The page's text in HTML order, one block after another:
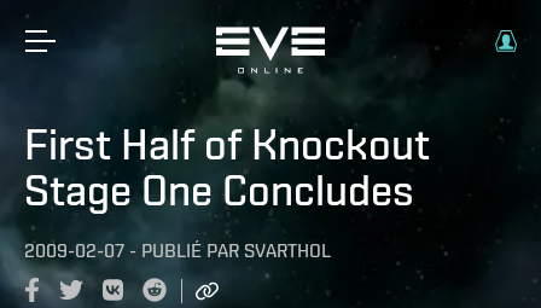
First Half of Knockout
Stage One Concludes
2009-02-07 - PUBLIÉ PAR SVARTHOL